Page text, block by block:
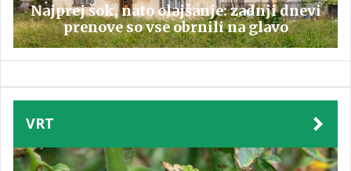
Najprej šok, nato olajšanje: zadnji dnevi
prenove so vse obrnili na glavo
VRT